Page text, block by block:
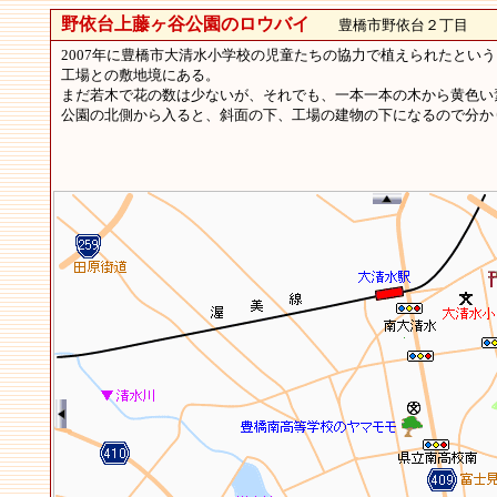
野依台上藤ヶ谷公園のロウバイ 豊橋市野依台２丁目
2007年に豊橋市大清水小学校の児童たちの協力で植えられたとい
工場との敷地境にある。
まだ若木で花の数は少ないが、それでも、一本一本の木から黄色
公園の北側から入ると、斜面の下、工場の建物の下になるので分